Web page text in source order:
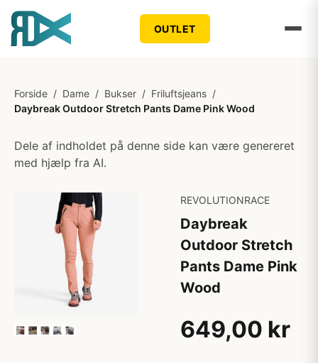
OUTLET
Forside / Dame / Bukser / Friluftsjeans /
Daybreak Outdoor Stretch Pants Dame Pink Wood
Dele af indholdet på denne side kan være genereret
med hjælp fra AI.
REVOLUTIONRACE
Daybreak
Outdoor Stretch
Pants Dame Pink
Wood
649,00 kr